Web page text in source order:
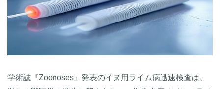
学術誌『Zoonoses』発表のイヌ用ライム病迅速検査は、